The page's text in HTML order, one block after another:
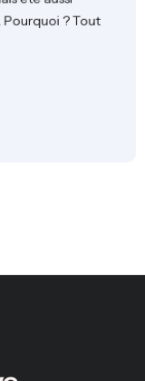
? Tout